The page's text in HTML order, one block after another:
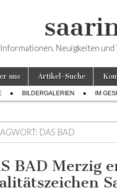
Neuigkeiten
uns Artikel-Suche
BILDERGALERIEN IM
DAS BAD
BAD Merzig